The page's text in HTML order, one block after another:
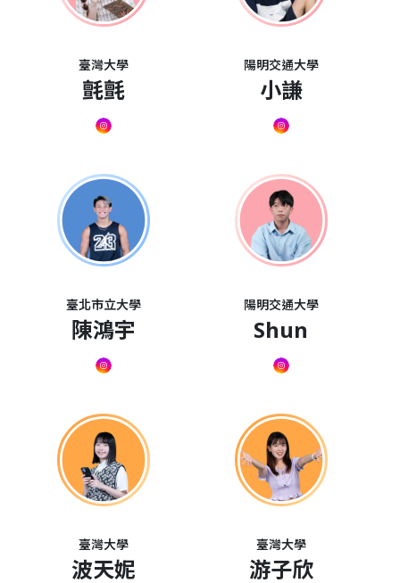
臺灣大學
氈氈
陽明交通大學
小謙
臺北市立大學
陳鴻宇
陽明交通大學
Shun
臺灣大學
波天妮
臺灣大學
游子欣